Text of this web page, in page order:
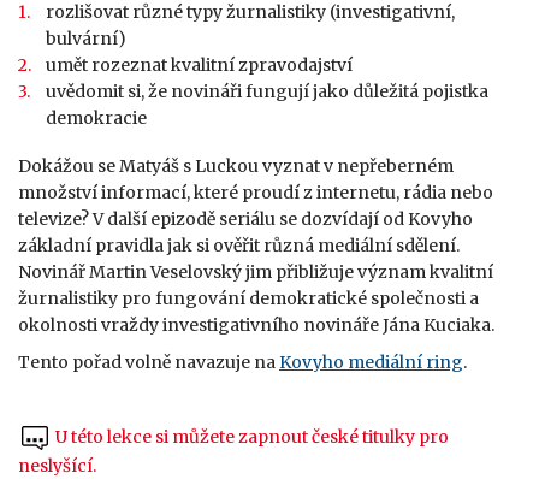
rozlišovat různé typy žurnalistiky (investigativní,
bulvární)
umět rozeznat kvalitní zpravodajství
uvědomit si, že novináři fungují jako důležitá pojistka
demokracie
Dokážou se Matyáš s Luckou vyznat v nepřeberném
množství informací, které proudí z internetu, rádia nebo
televize? V další epizodě seriálu se dozvídají od Kovyho
základní pravidla jak si ověřit různá mediální sdělení.
Novinář Martin Veselovský jim přibližuje význam kvalitní
žurnalistiky pro fungování demokratické společnosti a
okolnosti vraždy investigativního novináře Jána Kuciaka.
Tento pořad volně navazuje naKovyho mediální ring.
U této lekce si můžete zapnout české titulky pro
neslyšící.